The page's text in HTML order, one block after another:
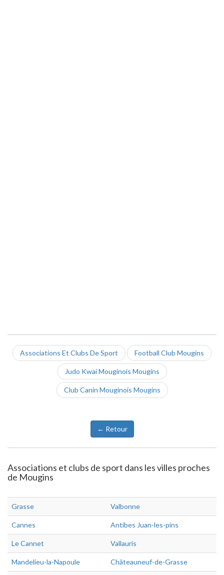
Associations Et Clubs De Sport Football Club Mougins
Judo Kwai Mouginois Mougins
Club Canin Mouginois Mougins
← Retour
Associations et clubs de sport dans les villes proches
de Mougins
Grasse Valbonne
Cannes Antibes Juan-les-pins
Le Cannet Vallauris
Mandelieu-la-Napoule Châteauneuf-de-Grasse